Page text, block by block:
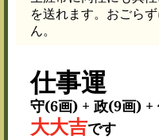
を送れます。おごら
ん。
仕事運
守(6画) + 政(9画) +
大大吉です